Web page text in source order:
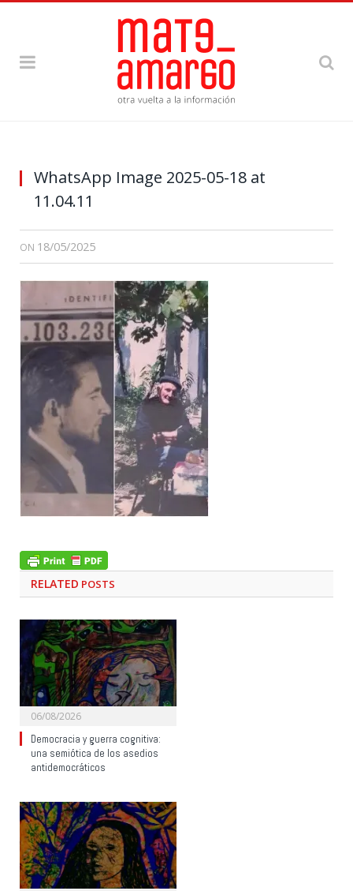
WhatsApp Image 2025-05-18 at
11.04.11
ON 18/05/2025
RELATED POSTS
06/08/2026
Democracia y guerra cognitiva:
una semiótica de los asedios
antidemocráticos